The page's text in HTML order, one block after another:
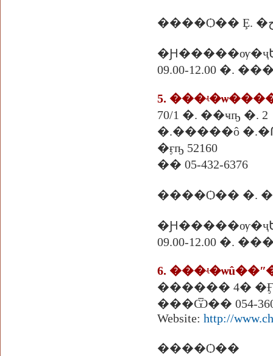
09.00-12.00 �.
5.
70/1 �. ��ҹҧ �. 2
�.�����ô
�ӻҧ 52160
�� 05-432-6376
����Ѻ�� �.
09.00-12.00 �.
������ 4�
���Ѿ�� 054-360-
Website: http://
����Ѻ��